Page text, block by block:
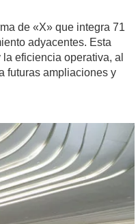
de «X» que integra 71
adyacentes. Esta
eficiencia operativa, al
futuras ampliaciones y